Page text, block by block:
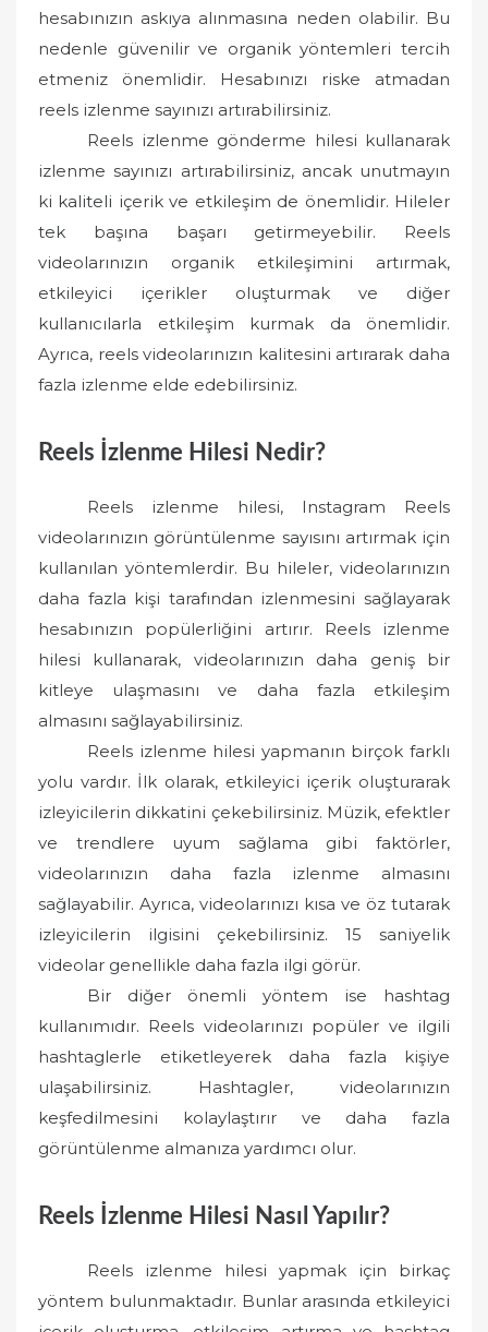
hesabınızın askıya alınmasına neden olabilir. Bu
nedenle güvenilir ve organik yöntemleri tercih
etmeniz önemlidir. Hesabınızı riske atmadan
reels izlenme sayınızı artırabilirsiniz.
Reels izlenme gönderme hilesi kullanarak
izlenme sayınızı artırabilirsiniz, ancak unutmayın
ki kaliteli içerik ve etkileşim de önemlidir. Hileler
tek başına başarı getirmeyebilir. Reels
videolarınızın organik etkileşimini artırmak,
etkileyici içerikler oluşturmak ve diğer
kullanıcılarla etkileşim kurmak da önemlidir.
Ayrıca, reels videolarınızın kalitesini artırarak daha
fazla izlenme elde edebilirsiniz.
Reels İzlenme Hilesi Nedir?
Reels izlenme hilesi, Instagram Reels
videolarınızın görüntülenme sayısını artırmak için
kullanılan yöntemlerdir. Bu hileler, videolarınızın
daha fazla kişi tarafından izlenmesini sağlayarak
hesabınızın popülerliğini artırır. Reels izlenme
hilesi kullanarak, videolarınızın daha geniş bir
kitleye ulaşmasını ve daha fazla etkileşim
almasını sağlayabilirsiniz.
Reels izlenme hilesi yapmanın birçok farklı
yolu vardır. İlk olarak, etkileyici içerik oluşturarak
izleyicilerin dikkatini çekebilirsiniz. Müzik, efektler
ve trendlere uyum sağlama gibi faktörler,
videolarınızın daha fazla izlenme almasını
sağlayabilir. Ayrıca, videolarınızı kısa ve öz tutarak
izleyicilerin ilgisini çekebilirsiniz. 15 saniyelik
videolar genellikle daha fazla ilgi görür.
Bir diğer önemli yöntem ise hashtag
kullanımıdır. Reels videolarınızı popüler ve ilgili
hashtaglerle etiketleyerek daha fazla kişiye
ulaşabilirsiniz. Hashtagler, videolarınızın
keşfedilmesini kolaylaştırır ve daha fazla
görüntülenme almanıza yardımcı olur.
Reels İzlenme Hilesi Nasıl Yapılır?
Reels izlenme hilesi yapmak için birkaç
yöntem bulunmaktadır. Bunlar arasında etkileyici